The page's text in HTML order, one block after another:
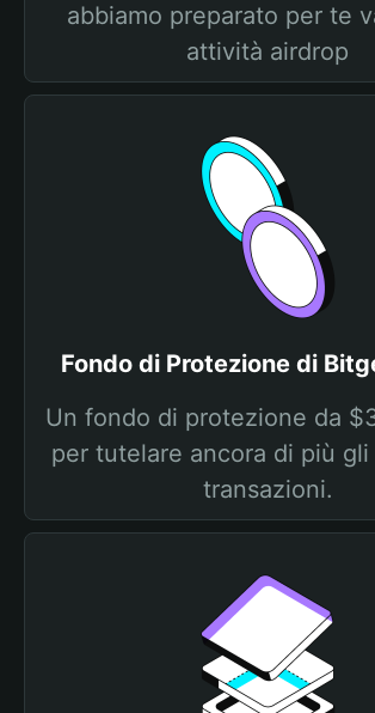
abbiamo preparato per te
attività airdrop
Fondo di Protezione di
Un fondo di protezione da
per tutelare ancora di più gli
transazioni.